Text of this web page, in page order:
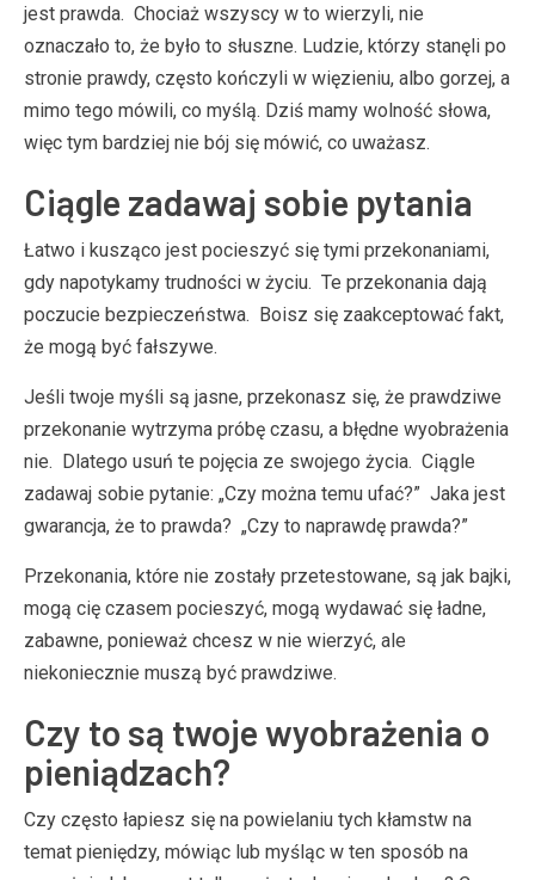
jest prawda. Chociaż wszyscy w to wierzyli, nie
oznaczało to, że było to słuszne. Ludzie, którzy stanęli po
stronie prawdy, często kończyli w więzieniu, albo gorzej, a
mimo tego mówili, co myślą. Dziś mamy wolność słowa,
więc tym bardziej nie bój się mówić, co uważasz.
Ciągle zadawaj sobie pytania
Łatwo i kusząco jest pocieszyć się tymi przekonaniami,
gdy napotykamy trudności w życiu. Te przekonania dają
poczucie bezpieczeństwa. Boisz się zaakceptować fakt,
że mogą być fałszywe.
Jeśli twoje myśli są jasne, przekonasz się, że prawdziwe
przekonanie wytrzyma próbę czasu, a błędne wyobrażenia
nie. Dlatego usuń te pojęcia ze swojego życia. Ciągle
zadawaj sobie pytanie: „Czy można temu ufać?” Jaka jest
gwarancja, że ​​to prawda? „Czy to naprawdę prawda?”
Przekonania, które nie zostały przetestowane, są jak bajki,
mogą cię czasem pocieszyć, mogą wydawać się ładne,
zabawne, ponieważ chcesz w nie wierzyć, ale
niekoniecznie muszą być prawdziwe.
Czy to są twoje wyobrażenia o
pieniądzach?
Czy często łapiesz się na powielaniu tych kłamstw na
temat pieniędzy, mówiąc lub myśląc w ten sposób na